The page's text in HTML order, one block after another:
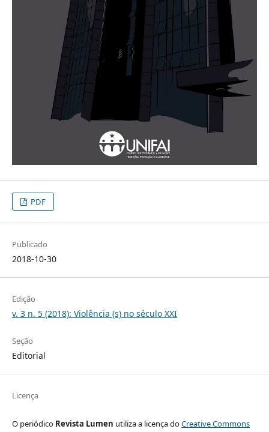
PDF
Publicado
2018-10-30
Edição
v. 3 n. 5 (2018): Violência (s) no século XXI
Seção
Editorial
Licença
O periódico Revista Lumen utiliza a licença doCreative Commons